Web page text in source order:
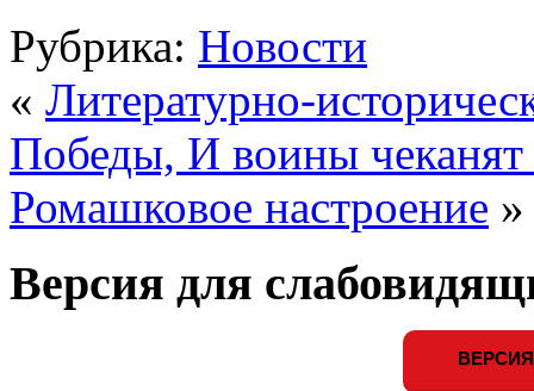
Рубрика: Новости
« Литературно-
Победы, И воины
Ромашковое настроение »
Версия для